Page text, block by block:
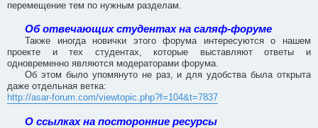
перемещение тем по нужным разделам.
Об отвечающих студентах на саляф-форуме
Также иногда новички этого форума интересуются о нашем
проекте и тех студентах, которые выставляют ответы и
одновременно являются модераторами форума.
Об этом было упомянуто не раз, и для удобства была открыта
даже отдельная ветка:
http://asar-forum.com/viewtopic.php?f=104&t=7837
О ссылках на посторонние ресурсы